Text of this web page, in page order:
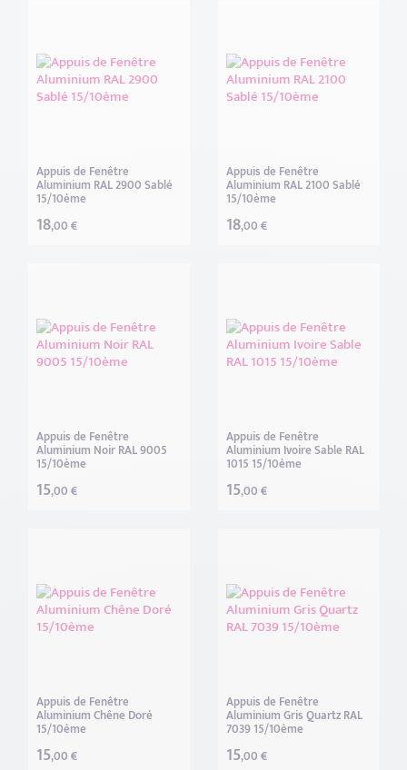
Gris Quartz RAL 7039 (1)
Gris terre ombre RAL 7022 (1)
Noir Foncé RAL 9005 (1)
Finition prélaqué sable fine texture
Noir Sablé Fine Texture RAL 9005 FT (1)
Finition prélaqué spécifique
Chêne Clair Tender Oak (1)
Chêne Doré CHÊNE DORÉ (1)
Finition surface
Aluminium Anodisé Anodisé (1)
COMMANDER MES ÉCHANTILLONS
Appuis de Fenêtre
Aluminium RAL 2900 Sablé
15/10ème
18,00 €
Appuis de Fenêtre
Aluminium RAL 2100 Sablé
15/10ème
18,00 €
Appuis de Fenêtre
Aluminium Noir RAL 9005
15/10ème
15,00 €
Appuis de Fenêtre
Aluminium Ivoire Sable RAL
1015 15/10ème
15,00 €
Appuis de Fenêtre
Aluminium Chêne Doré
15/10ème
15,00 €
Appuis de Fenêtre
Aluminium Gris Quartz RAL
7039 15/10ème
15,00 €